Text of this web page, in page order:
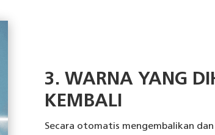
3. WARNA YANG
KEMBALI
Secara otomatis mengembalikan